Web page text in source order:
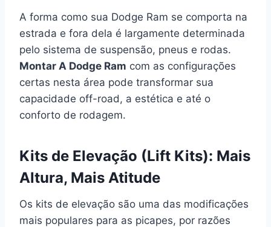
A forma como sua Dodge Ram se comporta na
estrada e fora dela é largamente determinada
pelo sistema de suspensão, pneus e rodas.
Montar A Dodge Ram com as configurações
certas nesta área pode transformar sua
capacidade off-road, a estética e até o
conforto de rodagem.
Kits de Elevação (Lift Kits): Mais
Altura, Mais Atitude
Os kits de elevação são uma das modificações
mais populares para as picapes, por razões